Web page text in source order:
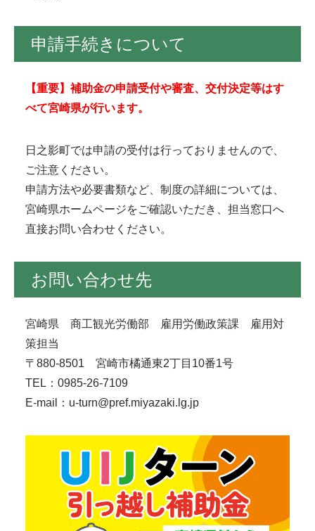
申請手続きについて
【重要】補助金の申請受付や審査、交付決定等はす
べて宮崎県が行います。
日之影町では申請の受付は行っておりませんので、
ご注意ください。
申請方法や必要書類など、制度の詳細については、
宮崎県ホームページをご確認いただき、担当窓口へ
直接お問い合わせください。
お問い合わせ先
宮崎県 商工観光労働部 雇用労働政策課 雇用対
策担当
〒880-8501 宮崎市橘通東2丁目10番1号
TEL：0985-26-7109
E-mail： u-turn@pref.miyazaki.lg.jp